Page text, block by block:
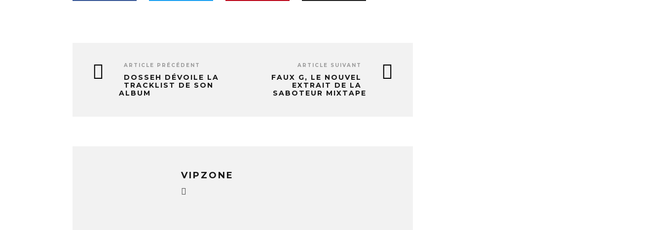
ARTICLE PRÉCÉDENT
DOSSEH DÉVOILE LA
TRACKLIST DE SON
ALBUM
ARTICLE SUIVANT
FAUX G, LE NOUVEL
EXTRAIT DE LA
SABOTEUR MIXTAPE
VIPZONE